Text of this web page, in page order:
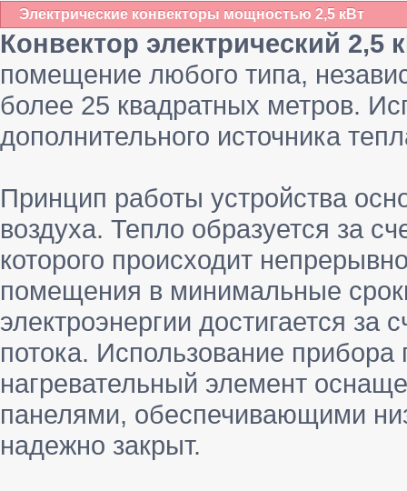
Электрические конвекторы мощностью 2,5 кВт
Конвектор электрический 2,5
помещение любого типа,
более 25 квадратных метров.
дополнительного источника
Принцип работы устройства
воздуха. Тепло образуется за
которого происходит
помещения в минимальные
электроэнергии достигается за
потока. Использование
нагревательный элемент
панелями, обеспечивающими
надежно закрыт.